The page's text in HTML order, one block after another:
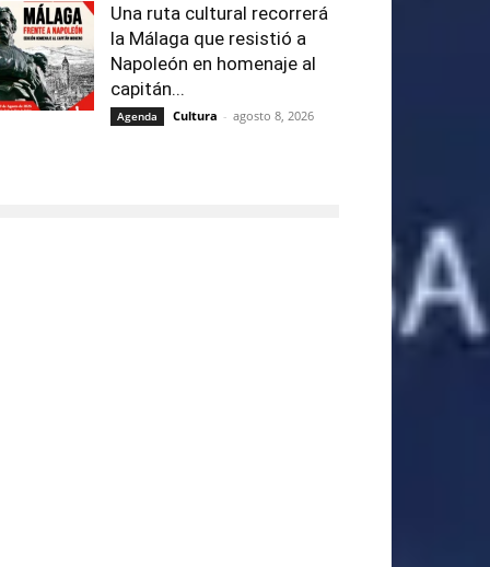
Una ruta cultural recorrerá
la Málaga que resistió a
Napoleón en homenaje al
capitán...
Agenda Cultura - agosto 8, 2026